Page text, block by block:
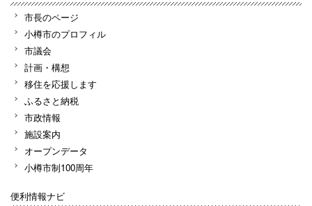
市長のページ
小樽市のプロフィル
市議会
計画・構想
移住を応援します
ふるさと納税
市政情報
施設案内
オープンデータ
小樽市制100周年
便利情報ナビ